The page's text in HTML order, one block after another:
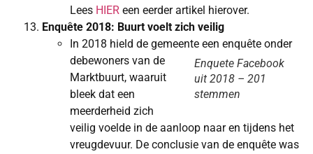
Lees HIER een eerder artikel hierover.
Enquête 2018: Buurt voelt zich veilig
In 2018 hield de gemeente een enquête onder
de
Enquete Facebook
uit 2018 – 201
stemmen
bewoners van de
Marktbuurt, waaruit
bleek dat een
meerderheid zich
veilig voelde in de aanloop naar en tijdens het
vreugdevuur. De conclusie van de enquête was